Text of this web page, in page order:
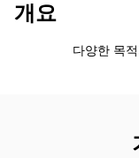
개요
다양한 목